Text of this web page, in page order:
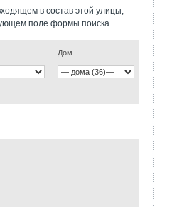
в состав этой улицы,
поле формы поиска.
Дом